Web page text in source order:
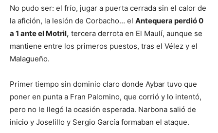
No pudo ser: el frío, jugar a puerta cerrada sin el calor de
la afición, la lesión de Corbacho… el Antequera perdió 0
a 1 ante el Motril, tercera derrota en El Maulí, aunque se
mantiene entre los primeros puestos, tras el Vélez y el
Malagueño.
Primer tiempo sin dominio claro donde Aybar tuvo que
poner en punta a Fran Palomino, que corrió y lo intentó,
pero no le llegó la ocasión esperada. Narbona salió de
inicio y Joselillo y Sergio García formaban el ataque.